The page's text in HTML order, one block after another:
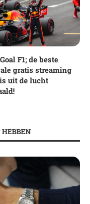
F1; de beste
gratis streaming
uit de lucht